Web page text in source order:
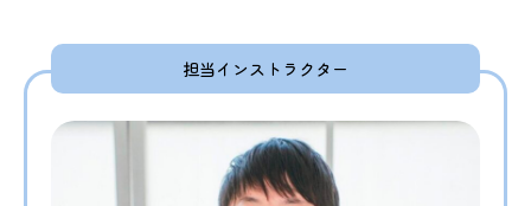
担当インストラクター